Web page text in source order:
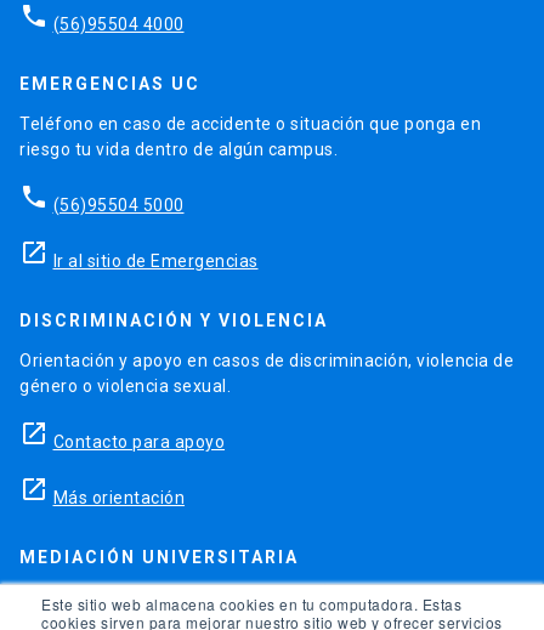
Este sitio web almacena cookies en tu computadora. Estas
cookies sirven para mejorar nuestro sitio web y ofrecer servicios
phone (56)95504 4000
EMERGENCIAS UC
Teléfono en caso de accidente o situación que ponga en
riesgo tu vida dentro de algún campus.
phone (56)95504 5000
launch Ir al sitio de Emergencias
DISCRIMINACIÓN Y VIOLENCIA
Orientación y apoyo en casos de discriminación, violencia de
género o violencia sexual.
launch Contacto para apoyo
launch Más orientación
MEDIACIÓN UNIVERSITARIA
Teléfonos para orientación y consejo si se ha vulnerado
alguno de tus derechos en la universidad.